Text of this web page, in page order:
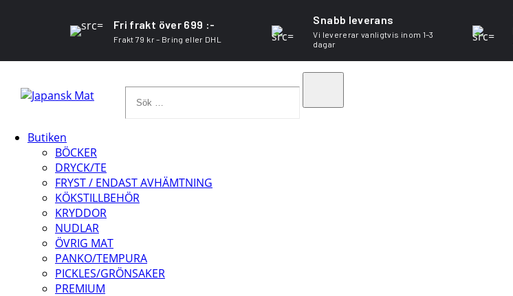
Fri frakt över 699 :-
Frakt 79 kr – Bring eller DHL
Snabb leverans
Vi levererar vanligtvis inom 1–3
dagar
Butiken
BÖCKER
DRYCK/TE
FRYST / ENDAST AVHÄMTNING
KÖKSTILLBEHÖR
KRYDDOR
NUDLAR
ÖVRIG MAT
PANKO/TEMPURA
PICKLES/GRÖNSAKER
PREMIUM